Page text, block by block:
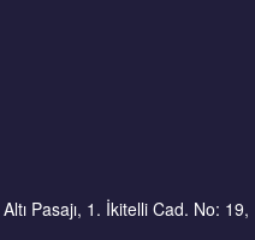
Pasajı, 1. İkitelli Cad. No: 19,